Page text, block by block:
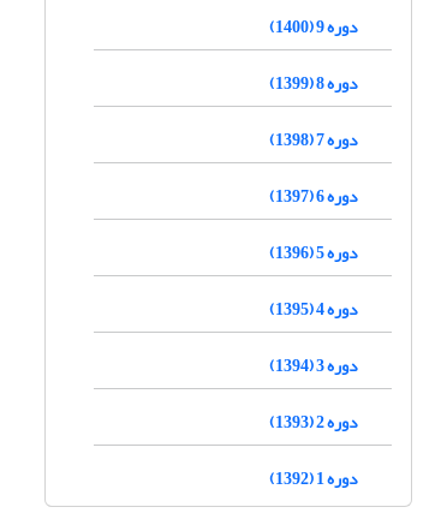
دوره 9 (1400)
دوره 8 (1399)
دوره 7 (1398)
دوره 6 (1397)
دوره 5 (1396)
دوره 4 (1395)
دوره 3 (1394)
دوره 2 (1393)
دوره 1 (1392)